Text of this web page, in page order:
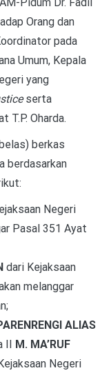
Orang dan
pada
Umum, Kepala
yang
serta
T.P. Oharda.
berkas
berdasarkan
Negeri
Pasal 351 Ayat
dari Kejaksaan
melanggar
ALIAS
II M. MA’RUF
Negeri